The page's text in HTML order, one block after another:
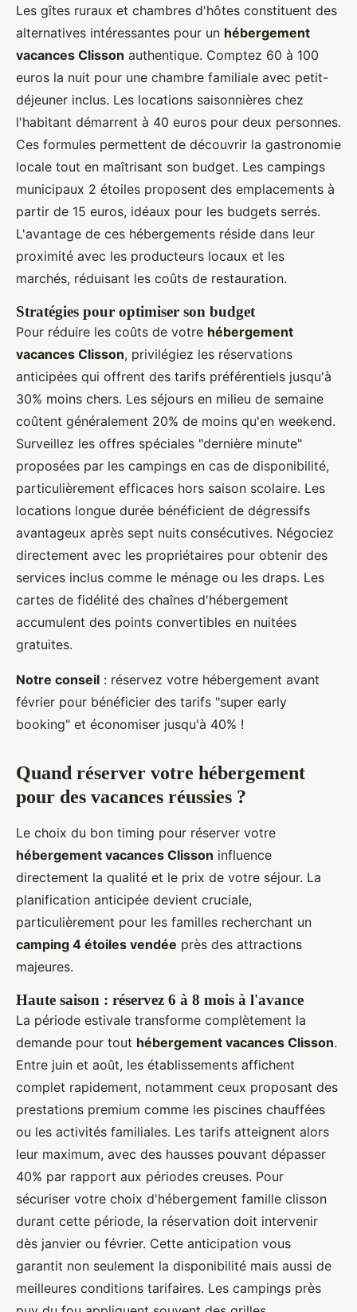
Les gîtes ruraux et chambres d'hôtes constituent des
alternatives intéressantes pour un hébergement
vacances Clisson authentique. Comptez 60 à 100
euros la nuit pour une chambre familiale avec petit-
déjeuner inclus. Les locations saisonnières chez
l'habitant démarrent à 40 euros pour deux personnes.
Ces formules permettent de découvrir la gastronomie
locale tout en maîtrisant son budget. Les campings
municipaux 2 étoiles proposent des emplacements à
partir de 15 euros, idéaux pour les budgets serrés.
L'avantage de ces hébergements réside dans leur
proximité avec les producteurs locaux et les
marchés, réduisant les coûts de restauration.
Stratégies pour optimiser son budget
Pour réduire les coûts de votre hébergement
vacances Clisson, privilégiez les réservations
anticipées qui offrent des tarifs préférentiels jusqu'à
30% moins chers. Les séjours en milieu de semaine
coûtent généralement 20% de moins qu'en weekend.
Surveillez les offres spéciales "dernière minute"
proposées par les campings en cas de disponibilité,
particulièrement efficaces hors saison scolaire. Les
locations longue durée bénéficient de dégressifs
avantageux après sept nuits consécutives. Négociez
directement avec les propriétaires pour obtenir des
services inclus comme le ménage ou les draps. Les
cartes de fidélité des chaînes d'hébergement
accumulent des points convertibles en nuitées
gratuites.
Notre conseil : réservez votre hébergement avant
février pour bénéficier des tarifs "super early
booking" et économiser jusqu'à 40% !
Quand réserver votre hébergement
pour des vacances réussies ?
Le choix du bon timing pour réserver votre
hébergement vacances Clisson influence
directement la qualité et le prix de votre séjour. La
planification anticipée devient cruciale,
particulièrement pour les familles recherchant un
camping 4 étoiles vendée près des attractions
majeures.
Haute saison : réservez 6 à 8 mois à l'avance
La période estivale transforme complètement la
demande pour tout hébergement vacances Clisson.
Entre juin et août, les établissements affichent
complet rapidement, notamment ceux proposant des
prestations premium comme les piscines chauffées
ou les activités familiales. Les tarifs atteignent alors
leur maximum, avec des hausses pouvant dépasser
40% par rapport aux périodes creuses. Pour
sécuriser votre choix d'hébergement famille clisson
durant cette période, la réservation doit intervenir
dès janvier ou février. Cette anticipation vous
garantit non seulement la disponibilité mais aussi de
meilleures conditions tarifaires. Les campings près